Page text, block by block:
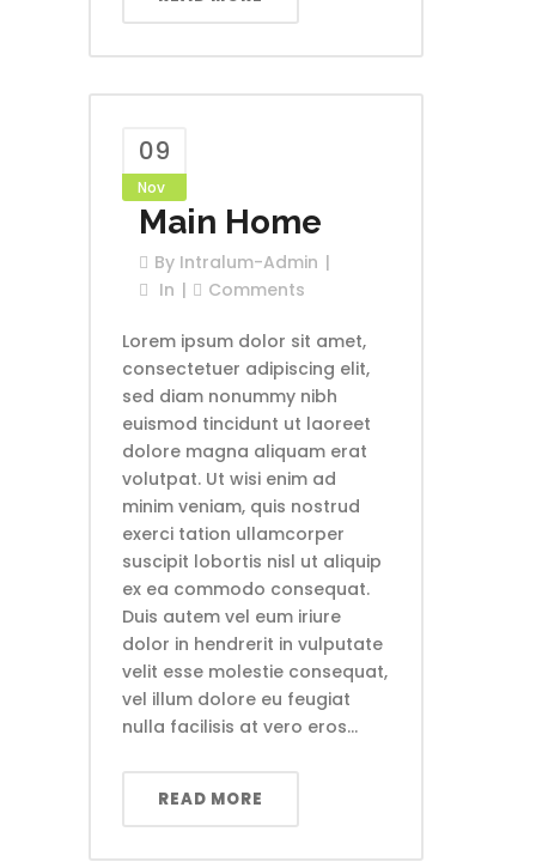
09
Nov
Main Home
By Intralum-Admin
In
Comments
Lorem ipsum dolor sit amet,
consectetuer adipiscing elit,
sed diam nonummy nibh
euismod tincidunt ut laoreet
dolore magna aliquam erat
volutpat. Ut wisi enim ad
minim veniam, quis nostrud
exerci tation ullamcorper
suscipit lobortis nisl ut aliquip
ex ea commodo consequat.
Duis autem vel eum iriure
dolor in hendrerit in vulputate
velit esse molestie consequat,
vel illum dolore eu feugiat
nulla facilisis at vero eros...
READ MORE